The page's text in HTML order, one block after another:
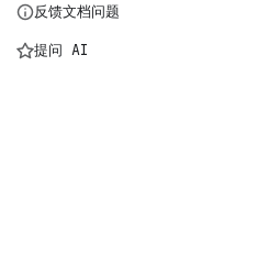
反馈文档问题
提问 AI